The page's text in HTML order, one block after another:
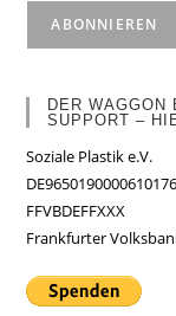
DER WAGGON
SUPPORT –
Soziale Plastik e.V.
FFVBDEFFXXX
Frankfurter